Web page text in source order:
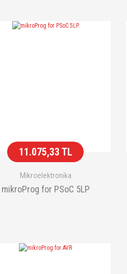
11.075,33 TL
Mikroelektronika
mikroProg for PSoC 5LP